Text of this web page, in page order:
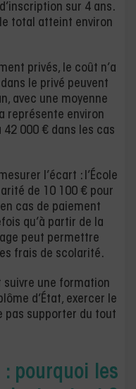
sur 4 ans.
le total atteint environ
privés, le coût n’a
le privé peuvent
avec une moyenne
représente environ
42 000 € dans les cas
l’écart : l’École
de 10 100 € pour
cas de paiement
qu’à partir de la
peut permettre
frais de scolarité.
suivre une formation
d’État, exercer le
supporter du tout
: pourquoi les